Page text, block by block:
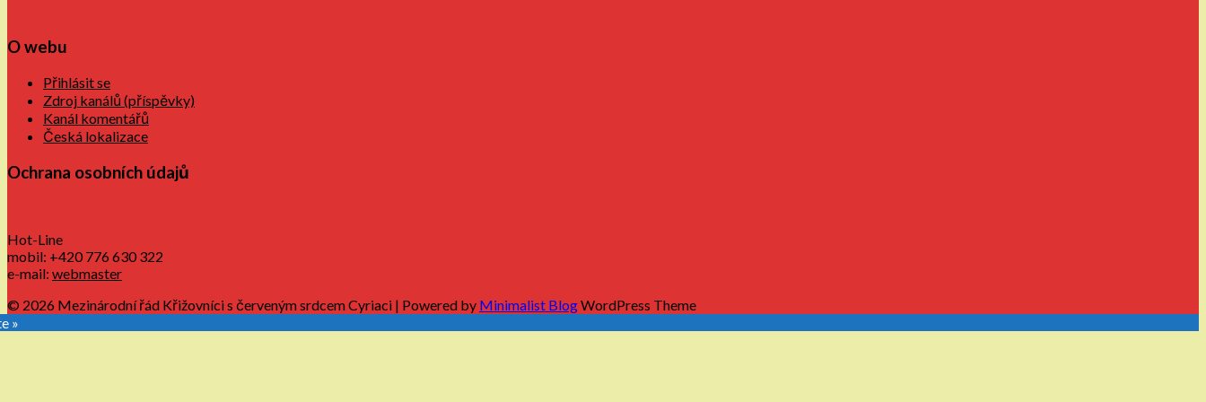
O webu
Přihlásit se
Zdroj kanálů (příspěvky)
Kanál komentářů
Česká lokalizace
Ochrana osobních údajů
Hot-Line
mobil: +420 776 630 322
e-mail: webmaster
© 2026 Mezinárodní řád Křižovníci s červeným srdcem Cyriaci | Powered by Minimalist BlogWordPress Theme
»